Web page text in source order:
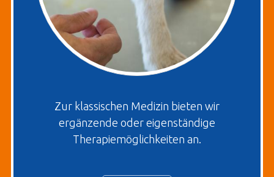
Zur klassischen Medizin bieten wir
ergänzende oder eigenständige
Therapiemöglichkeiten an.